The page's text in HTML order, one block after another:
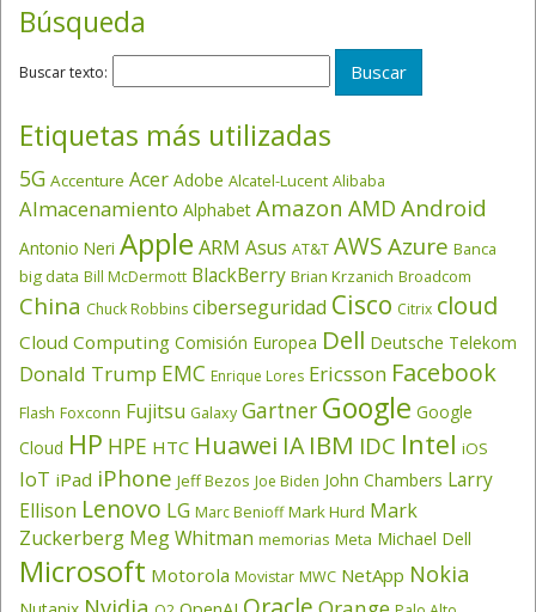
Búsqueda
Buscar texto:
Etiquetas más utilizadas
5G Accenture Acer Adobe Alcatel-Lucent Alibaba
Almacenamiento Alphabet Amazon AMD Android
Antonio Neri Apple ARM Asus AT&T AWSAzure Banca
big data Bill McDermott BlackBerry Brian Krzanich Broadcom
China Chuck Robbins ciberseguridad Cisco Citrix cloud
Cloud Computing Comisión Europea Dell Deutsche Telekom
Donald Trump EMC Enrique Lores Ericsson Facebook
Flash Foxconn Fujitsu Galaxy Gartner Google Google
Cloud HP HPE HTC Huawei IA IBM IDC Intel iOS
IoT iPad iPhone Jeff Bezos Joe Biden John Chambers Larry
Ellison Lenovo LG Marc Benioff Mark Hurd Mark
Zuckerberg Meg Whitman memorias Meta Michael Dell
Microsoft Motorola Movistar MWC NetApp Nokia
Nvidia